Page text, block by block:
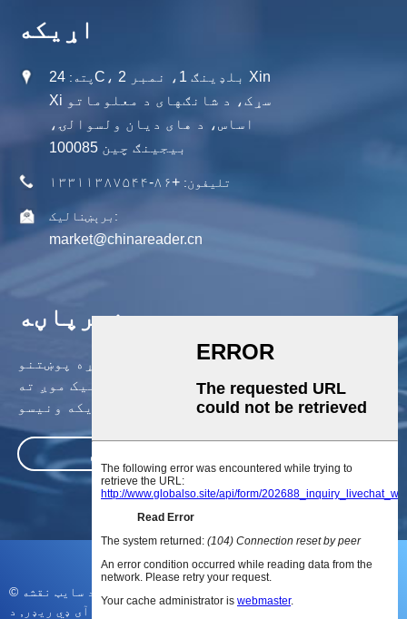
اړیکه
پته: 24C، بلډینګ 1، نمبر 2 Xin
Xi سړک، د شانګهای د معلوماتو
اساس، د های دیان ولسوالۍ،
بیجینګ چین 100085
تلیفون: +۸۶-۱۳۳۱۱۳۸۷۵۴۴
برېښنالیک:
market@chinareader.cn
خبرپاڼه
زموږ د محصولاتو یا قیمت لیست په اړه پوښتنو
لپاره ، مهرباني وکړئ خپل بریښنالیک موږ ته
وسپارئ
د سایټ نقشه
د میفار آر ایف آی ډي ریډر
د کامشیل کارتونه